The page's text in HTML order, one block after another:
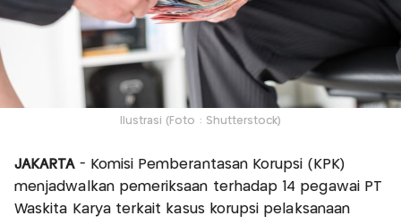
Ilustrasi (Foto : Shutterstock)
JAKARTA - Komisi Pemberantasan Korupsi (KPK)
menjadwalkan pemeriksaan terhadap 14 pegawai PT
Waskita Karya terkait kasus korupsi pelaksanaan